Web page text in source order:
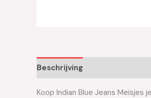
Beschrijving
Koop Indian Blue Jeans Meisjes